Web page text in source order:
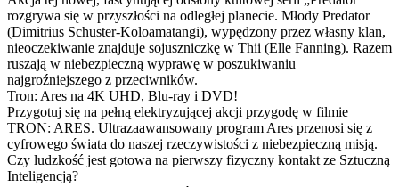
rozgrywa się w przyszłości na odległej planecie. Młody Predator
(Dimitrius Schuster-Koloamatangi), wypędzony przez własny klan,
nieoczekiwanie znajduje sojuszniczkę w Thii (Elle Fanning). Razem
ruszają w niebezpieczną wyprawę w poszukiwaniu
najgroźniejszego z przeciwników.
Tron: Ares na 4K UHD, Blu-ray i DVD!
Przygotuj się na pełną elektryzującej akcji przygodę w filmie
TRON: ARES. Ultrazaawansowany program Ares przenosi się z
cyfrowego świata do naszej rzeczywistości z niebezpieczną misją.
Czy ludzkość jest gotowa na pierwszy fizyczny kontakt ze Sztuczną
Inteligencją?